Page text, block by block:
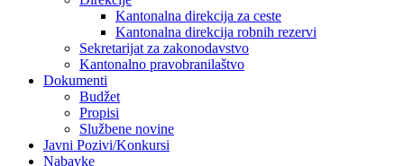
Kantonalna direkcija za ceste
Kantonalna direkcija robnih rezervi
Sekretarijat za zakonodavstvo
Kantonalno pravobranilaštvo
Dokumenti
Budžet
Propisi
Službene novine
Javni Pozivi/Konkursi
Nabavke